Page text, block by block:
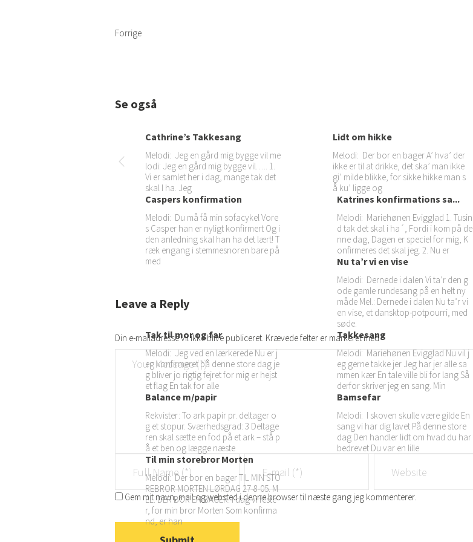
Forrige
Se også
Cathrine’s Takkesang
Melodi: Jeg en gård mig bygge vil me
lodi: Jeg en gård mig bygge vil….. 1.
Vi er samlet her i dag, mange tak det
skal I ha. Jeg
Lidt om hikke
Melodi: Der bor en bager A’ hva’ der
ikke er til at drikke, det ska’ man ikke
gi’ milde blikke, for sikke hikke man s
å ku’ ligge og
Caspers konfirmation
Melodi: Du må få min sofacykel Vore
s Casper han er nyligt konfirmert Og i
den anledning skal han ha det lært! T
ræk engang i stemmesnoren bare på
med
Katrines konfirmations sa...
Melodi: Mariehønen Evigglad 1. Tusin
d tak det skal i ha´, Fordi i kom på de
nne dag, Dagen er speciel for mig, K
onfirmeres det skal jeg. 2. Nu er
Nu ta’r vi en vise
Melodi: Dernede i dalen Vi ta’r den g
ode gamle rundesang på en helt ny
måde Mel.: Dernede i dalen Nu ta’r vi
en vise, et dansktop-potpourri, med
søde.
Tak til mor og far
Melodi: Jeg ved en lærkerede Nu er j
eg konfirmeret på denne store dag je
g bliver jo rigtig fejret for mig er hejst
et flag En tak for alle
Takkesang
Melodi: Mariehønen Evigglad Nu vil j
eg gerne takke jer Jeg har jer alle sa
mmen kær En tale ville bli for lang Så
derfor skriver jeg en sang. Min
Balance m/papir
Rekvister: To ark papir pr. deltager o
g et stopur. Sværhedsgrad: 3 Deltage
ren skal sætte en fod på et ark – stå p
å et ben og lægge næste
Bamsefar
Melodi: I skoven skulle være gilde En
sang vi har dig lavet På denne store
dag Den handler lidt om hvad du har
bedrevet Du var en lille
Til min storebror Morten
Melodi: Der bor en bager TIL MIN STO
REBROR MORTEN LØRDAG 27-8-05. M
EL. DER BOR EN BAGER. I dag vi feste
r, for min bror Morten Som konfirma
nd, er han
Leave a Reply
Din e-mailadresse vil ikke blive publiceret. Krævede felter er markeret med*
Gem mit navn, mail og websted i denne browser til næste gang jeg kommenterer.